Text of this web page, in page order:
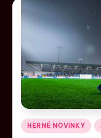
HERNÉ NOVINKY